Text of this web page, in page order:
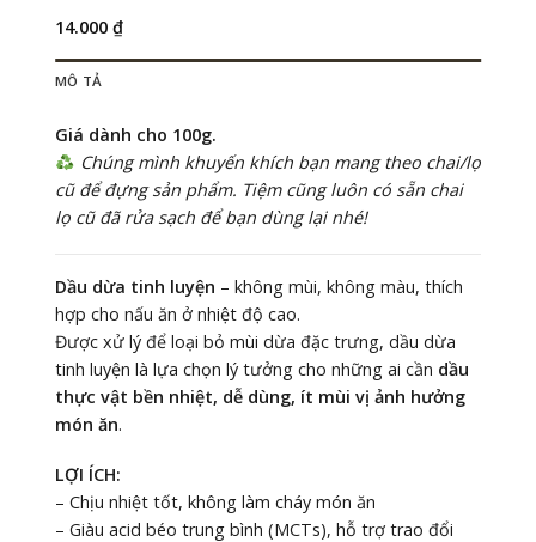
14.000₫
MÔ TẢ
Giá dành cho 100g.
Chúng mình khuyến khích bạn mang theo chai/lọ
cũ để đựng sản phẩm. Tiệm cũng luôn có sẵn chai
lọ cũ đã rửa sạch để bạn dùng lại nhé!
Dầu dừa tinh luyện – không mùi, không màu, thích
hợp cho nấu ăn ở nhiệt độ cao.
Được xử lý để loại bỏ mùi dừa đặc trưng, dầu dừa
tinh luyện là lựa chọn lý tưởng cho những ai cần dầu
thực vật bền nhiệt, dễ dùng, ít mùi vị ảnh hưởng
món ăn.
LỢI ÍCH:
– Chịu nhiệt tốt, không làm cháy món ăn
– Giàu acid béo trung bình (MCTs), hỗ trợ trao đổi